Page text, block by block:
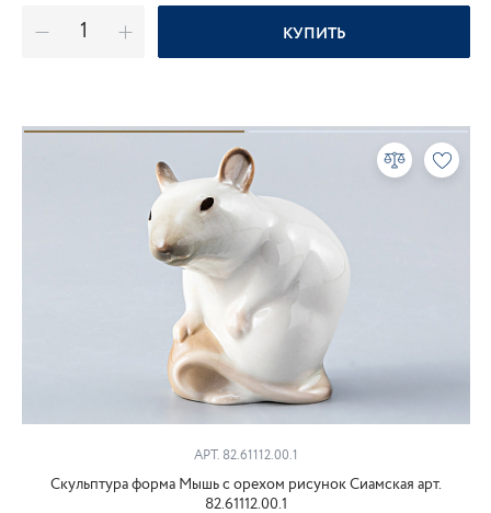
КУПИТЬ
АРТ. 82.61112.00.1
Скульптура форма Мышь с орехом рисунок Сиамская арт.
82.61112.00.1